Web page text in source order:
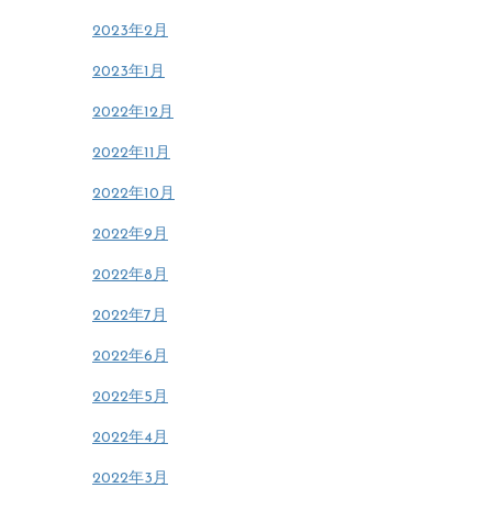
2023年2月
2023年1月
2022年12月
2022年11月
2022年10月
2022年9月
2022年8月
2022年7月
2022年6月
2022年5月
2022年4月
2022年3月